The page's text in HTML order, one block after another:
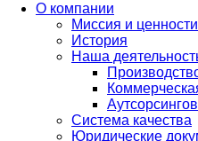
О компании
Миссия и ценности
История
Наша
Система качества
Юридические